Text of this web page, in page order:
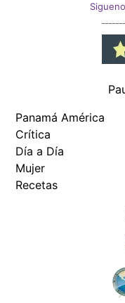
Panamá América
Crítica
Día a Día
Mujer
Recetas